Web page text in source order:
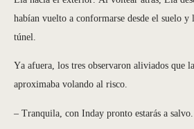
habían vuelto a conformarse desde el suelo y
túnel.
Ya afuera, los tres observaron aliviados que
aproximaba volando al risco.
– Tranquila, con Inday pronto estarás a